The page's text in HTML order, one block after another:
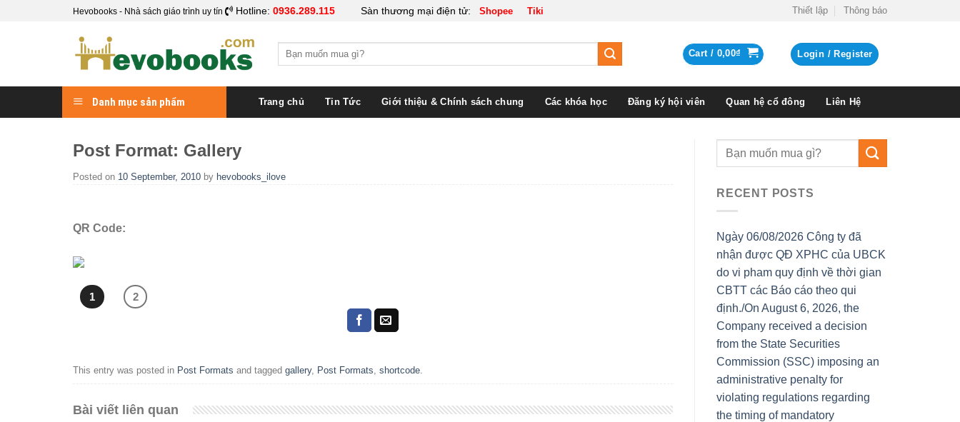
Hevobooks - Nhà sách giáo trình uy tín Hotline: 0936.289.115 Sàn thương mại điện tử: Shopee Tiki Thiết lập Thông báo
Search
Cart / 0,00₫ Login / Register
Danh mục sản phẩm Trang chủ Tin Tức Giới thiệu & Chính sách chung Các khóa học Đăng ký hội viên Quan hệ cổ đông Liên Hệ
Post Format: Gallery
Posted on 10 September, 2010 by hevobooks_ilove
QR Code:
1 2
This entry was posted in Post Formats and tagged gallery, Post Formats shortcode
Bài viết liên quan
RECENT POSTS
Ngày 06/08/2026 Công ty đã
nhận được QĐ XPHC của UBCK
do vi pham quy định về thời gian
CBTT các Báo cáo theo qui
định./On August 6, 2026, the
Company received a decision
from the State Securities
Commission (SSC) imposing an
administrative penalty for
violating regulations regarding
the timing of mandatory